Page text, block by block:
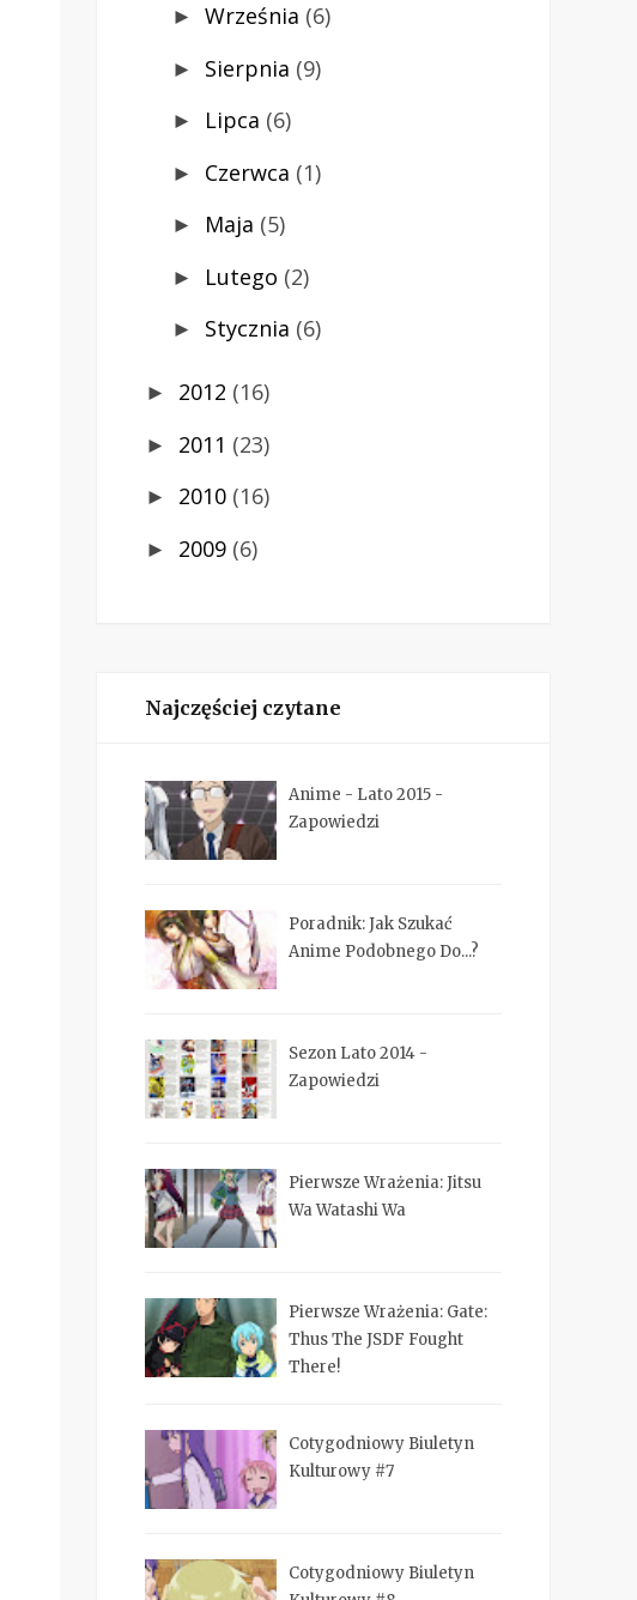
► Września (6)
► Sierpnia (9)
► Lipca (6)
► Czerwca (1)
► Maja (5)
► Lutego (2)
► Stycznia (6)
► 2012 (16)
► 2011 (23)
► 2010 (16)
► 2009 (6)
Najczęściej czytane
Anime - Lato 2015 -
Zapowiedzi
Poradnik: Jak Szukać
Anime Podobnego Do...?
Sezon Lato 2014 -
Zapowiedzi
Pierwsze Wrażenia: Jitsu
Wa Watashi Wa
Pierwsze Wrażenia: Gate:
Thus The JSDF Fought
There!
Cotygodniowy Biuletyn
Kulturowy #7
Cotygodniowy Biuletyn